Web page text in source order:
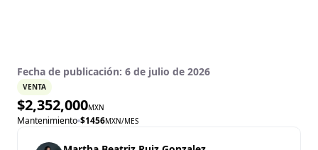
Fecha de publicación: 6 de julio de 2026
VENTA
$2,352,000MXN
Mantenimiento $1456MXN/MES